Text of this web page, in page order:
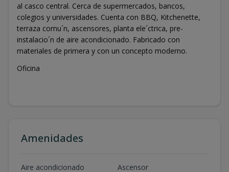
al casco central. Cerca de supermercados, bancos,
colegios y universidades. Cuenta con BBQ, Kitchenette,
terraza comu´n, ascensores, planta ele´ctrica, pre-
instalacio´n de aire acondicionado. Fabricado con
materiales de primera y con un concepto moderno.
Oficina
Amenidades
Aire acondicionado
Ascensor